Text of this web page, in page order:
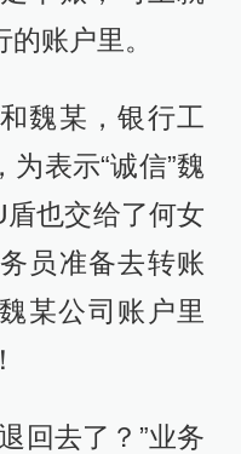
账户里。
魏某，银行工
表示“诚信”魏
也交给了何女
员准备去转账
某公司账户里
回去了？”业务